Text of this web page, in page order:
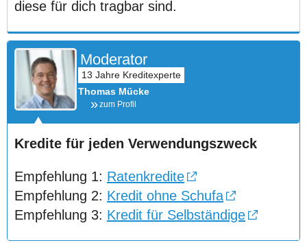
diese für dich tragbar sind.
Moderator
Thomas Mücke
zum Profil
Kredite für jeden Verwendungszweck
Empfehlung 1: Ratenkredite
Empfehlung 2: Kredit ohne Schufa
Empfehlung 3: Kredit für Selbständige